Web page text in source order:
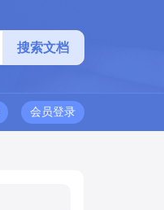
会员登录